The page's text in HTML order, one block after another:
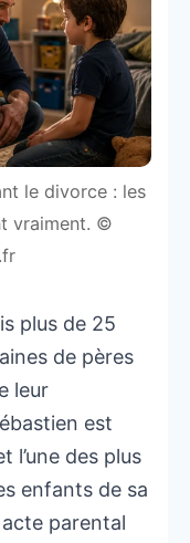
le divorce : les
vraiment. ©
plus de 25
de pères
leur
est
l’une des plus
enfants de sa
acte parental